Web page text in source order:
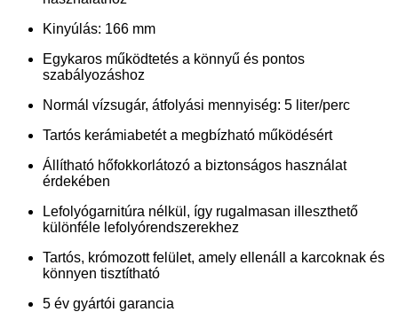
Kinyúlás: 166 mm
Egykaros működtetés a könnyű és pontos
szabályozáshoz
Normál vízsugár, átfolyási mennyiség: 5 liter/perc
Tartós kerámiabetét a megbízható működésért
Állítható hőfokkorlátozó a biztonságos használat
érdekében
Lefolyógarnitúra nélkül, így rugalmasan illeszthető
különféle lefolyórendszerekhez
Tartós, krómozott felület, amely ellenáll a karcoknak és
könnyen tisztítható
5 év gyártói garancia